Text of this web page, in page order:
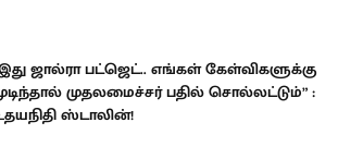
ஜால்ரா பட்ஜெட்.. எங்கள் கேள்விகளுக்கு
முதலமைச்சர் பதில் சொல்லட்டும்” :
ஸ்டாலின்!